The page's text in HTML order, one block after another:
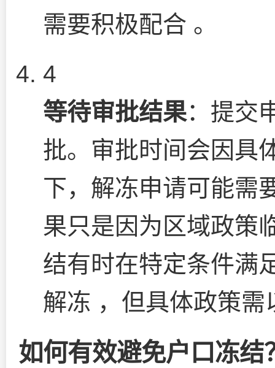
需要积极配合 。
4
等待审批结果：提交
批。审批时间会因具
下，解冻申请可能需
果只是因为区域政策
结有时在特定条件满
解冻 ，但具体政策
如何有效避免户口冻结